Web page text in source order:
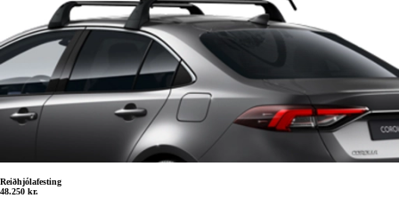
Reiðhjólafesting
48.250 kr.